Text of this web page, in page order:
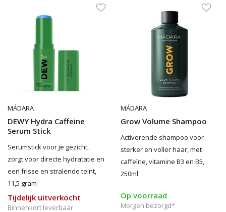
MÁDARA
DEWY Hydra Caffeine
Serum Stick
Serumstick voor je gezicht,
zorgt voor directe hydratatie en
een frisse en stralende teint,
11,5 gram
Tijdelijk uitverkocht
Binnenkort leverbaar
MÁDARA
Grow Volume Shampoo
Activerende shampoo voor
sterker en voller haar, met
caffeïne, vitamine B3 en B5,
250ml
Op voorraad
Morgen bezorgd*